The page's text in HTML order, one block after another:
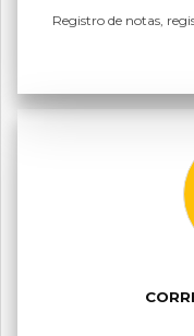
Registro de notas,